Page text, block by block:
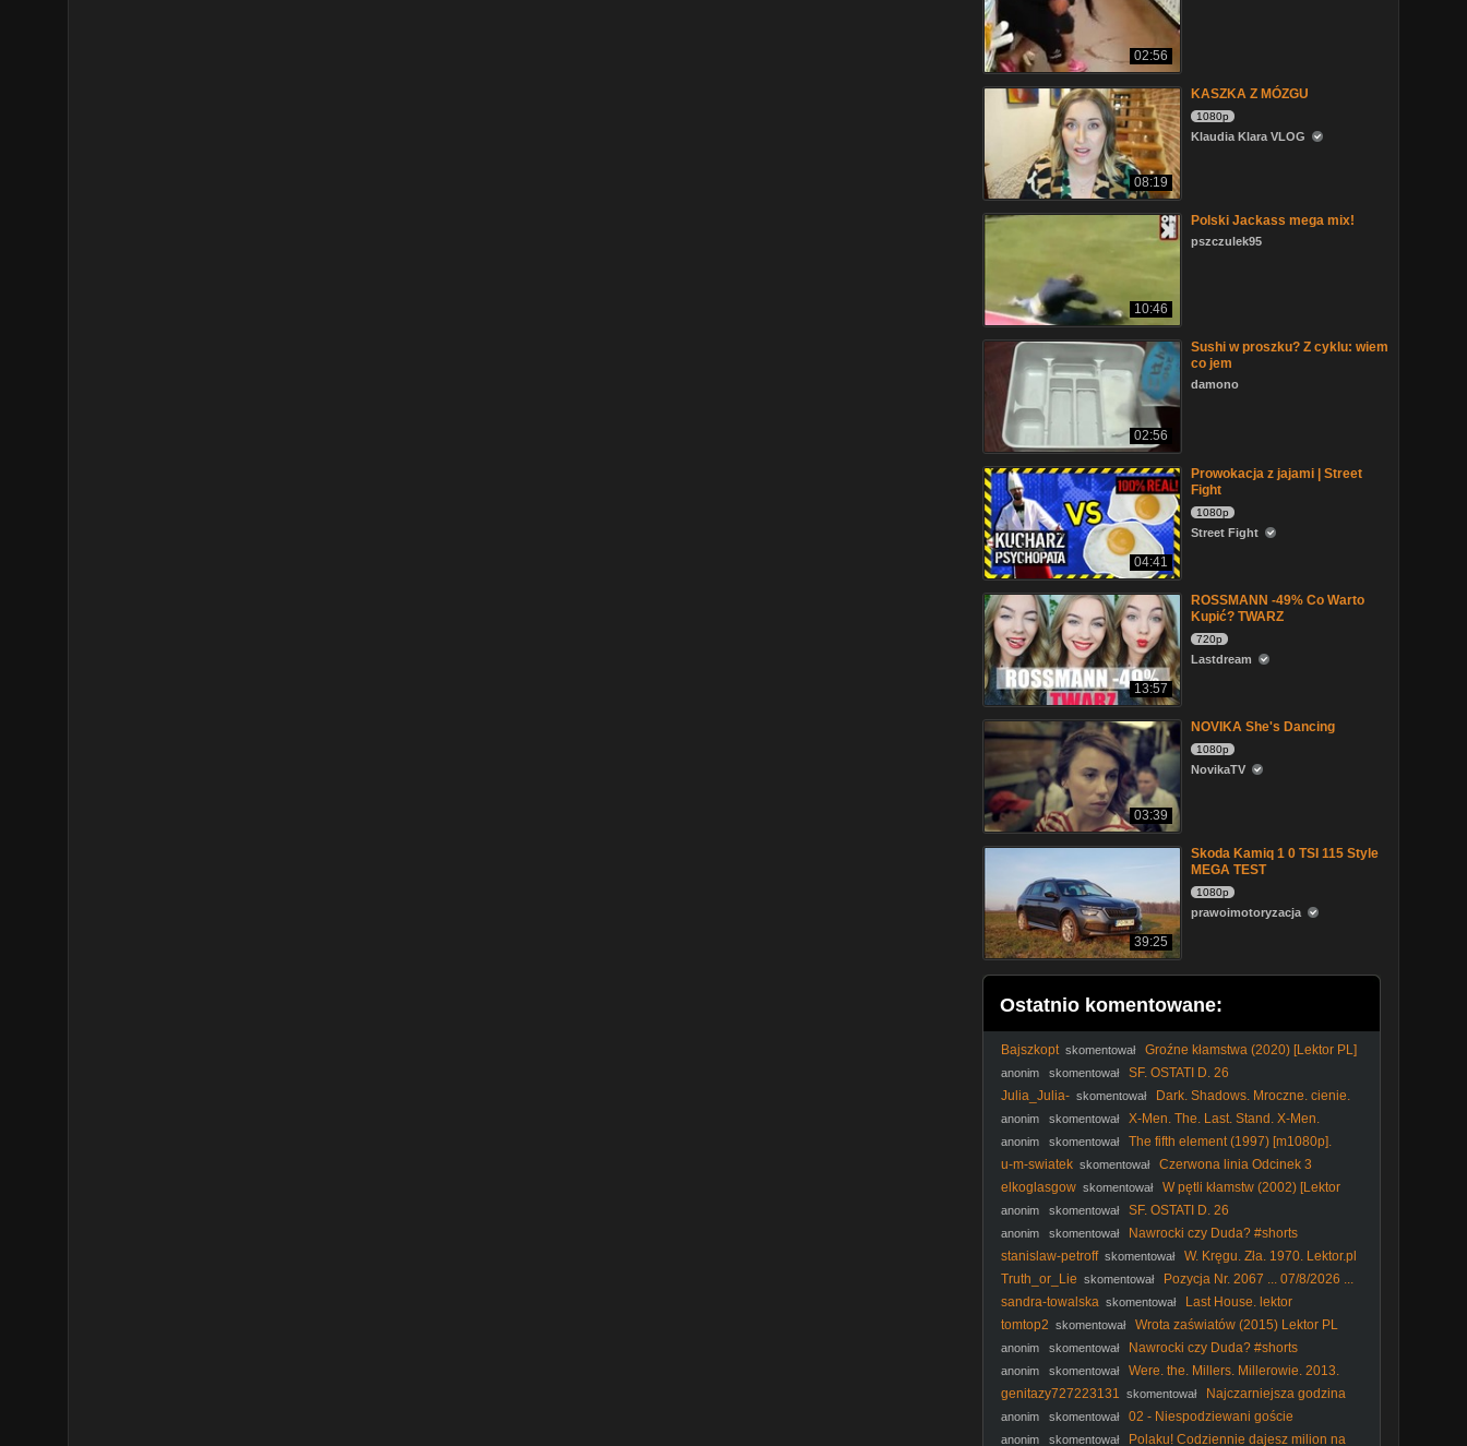
02:56
08:19
KASZKA Z MÓZGU
1080p
Klaudia Klara VLOG
10:46
Polski Jackass mega mix!
pszczulek95
02:56
Sushi w proszku? Z cyklu: wiem
co jem
damono
04:41
Prowokacja z jajami | Street
Fight
1080p
Street Fight
13:57
ROSSMANN -49% Co Warto
Kupić? TWARZ
720p
Lastdream
03:39
NOVIKA She's Dancing
1080p
NovikaTV
39:25
Skoda Kamiq 1 0 TSI 115 Style
MEGA TEST
1080p
prawoimotoryzacja
Ostatnio komentowane:
Bajszkopt skomentował
Groźne kłamstwa (2020) [Lektor PL]
- Dangerous Lies
anonim skomentował
SF. OSTATI D. 26
Julia_Julia- skomentował
Dark. Shadows. Mroczne. cienie.
2012. Lektor.pl
anonim skomentował
X-Men. The. Last. Stand. X-Men.
Ostatni. bastion. 2006. Lektor.pl
anonim skomentował
The fifth element (1997) [m1080p].
u-m-swiatek skomentował
Czerwona linia Odcinek 3
elkoglasgow skomentował
W pętli kłamstw (2002) [Lektor
PL] - Cypher
anonim skomentował SF. OSTATI D. 26
anonim skomentował
Nawrocki czy Duda? #shorts
stanislaw-petroff skomentował
W. Kręgu. Zła. 1970. Lektor.pl
Truth_or_Lie skomentował
Pozycja Nr. 2067 ... 07/8/2026 ...
sandra-towalska skomentował
Last House. lektor
tomtop2 skomentował Wrota zaświatów (2015) Lektor PL
anonim skomentował Nawrocki czy Duda? #shorts
anonim skomentował
Were. the. Millers. Millerowie. 2013.
Lektor.pl
genitazy727223131 skomentował
Najczarniejsza godzina
(2011) Lektor PL
anonim skomentował 02 - Niespodziewani goście
anonim skomentował Polaku! Codziennie dajesz milion na